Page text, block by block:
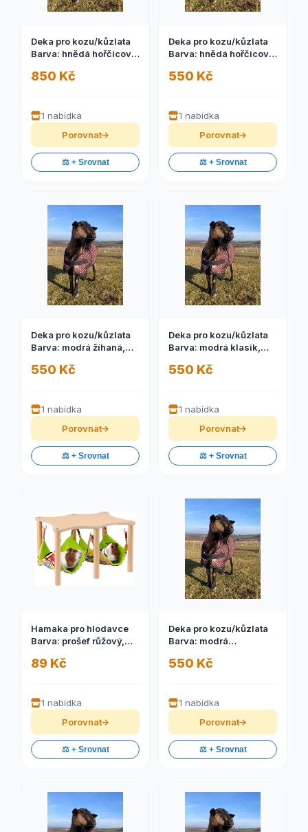
Deka pro kozu/kůzlata
Barva: hnědá hořčicová,
850 Kč
1 nabídka
Porovnat
⚖️ + Srovnat
Deka pro kozu/kůzlata
Barva: hnědá hořčicová,
550 Kč
1 nabídka
Porovnat
⚖️ + Srovnat
Deka pro kozu/kůzlata
Barva: modrá žíhaná,
550 Kč
1 nabídka
Porovnat
⚖️ + Srovnat
Deka pro kozu/kůzlata
Barva: modrá klasik,
550 Kč
1 nabídka
Porovnat
⚖️ + Srovnat
Hamaka pro hlodavce
Barva: prošef růžový,
89 Kč
1 nabídka
Porovnat
⚖️ + Srovnat
Deka pro kozu/kůzlata
Barva: modrá
550 Kč
1 nabídka
Porovnat
⚖️ + Srovnat